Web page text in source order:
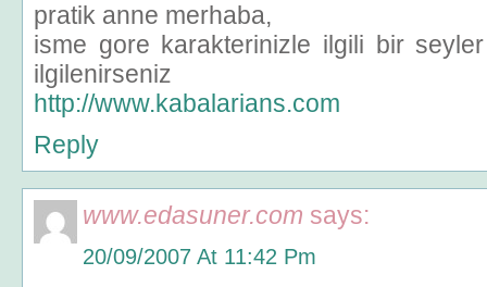
pratik anne merhaba,
isme gore karakterinizle ilgili bir
ilgilenirseniz
http://www.kabalarians.com
Reply
www.edasuner.com says:
20/09/2007 At 11:42 Pm